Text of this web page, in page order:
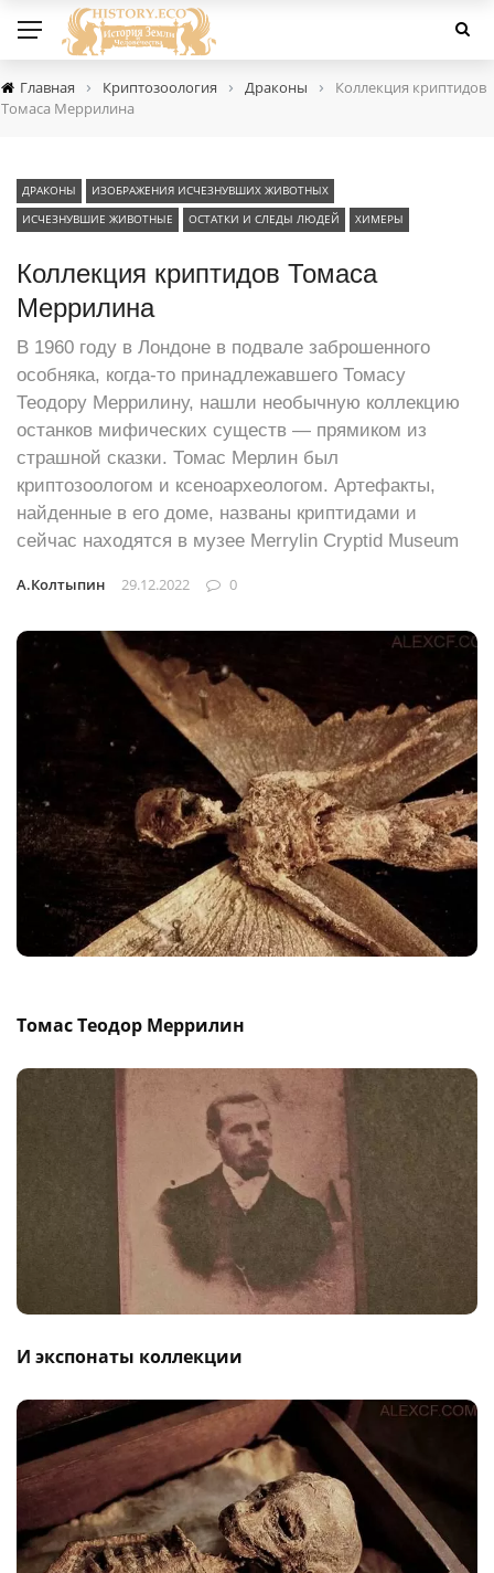
Главная › Криптозоология › Драконы ›
Коллекция криптидов
Томаса Меррилина
ДРАКОНЫ
ИЗОБРАЖЕНИЯ ИСЧЕЗНУВШИХ ЖИВОТНЫХ
ИСЧЕЗНУВШИЕ ЖИВОТНЫЕ
ОСТАТКИ И СЛЕДЫ ЛЮДЕЙ ХИМЕРЫ
Коллекция криптидов Томаса
Меррилина
В 1960 году в Лондоне в подвале заброшенного
особняка, когда-то принадлежавшего Томасу
Теодору Меррилину, нашли необычную коллекцию
останков мифических существ — прямиком из
страшной сказки. Томас Мерлин был
криптозоологом и ксеноархеологом. Артефакты,
найденные в его доме, названы криптидами и
сейчас находятся в музее Merrylin Cryptid Museum
А.Колтыпин 29.12.2022 0
Томас Теодор Меррилин
И экспонаты коллекции